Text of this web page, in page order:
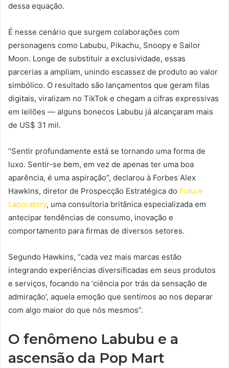
dessa equação.
É nesse cenário que surgem colaborações com
personagens como Labubu, Pikachu, Snoopy e Sailor
Moon. Longe de substituir a exclusividade, essas
parcerias a ampliam, unindo escassez de produto ao valor
simbólico. O resultado são lançamentos que geram filas
digitais, viralizam no TikTok e chegam a cifras expressivas
em leilões — alguns bonecos Labubu já alcançaram mais
de US$ 31 mil.
“Sentir profundamente está se tornando uma forma de
luxo. Sentir-se bem, em vez de apenas ter uma boa
aparência, é uma aspiração”, declarou à Forbes Alex
Hawkins, diretor de Prospecção Estratégica do Future
Laboratory, uma consultoria britânica especializada em
antecipar tendências de consumo, inovação e
comportamento para firmas de diversos setores.
Segundo Hawkins, “cada vez mais marcas estão
integrando experiências diversificadas em seus produtos
e serviços, focando na ‘ciência por trás da sensação de
admiração’, aquela emoção que sentimos ao nos deparar
com algo maior do que nós mesmos”.
O fenômeno Labubu e a
ascensão da Pop Mart